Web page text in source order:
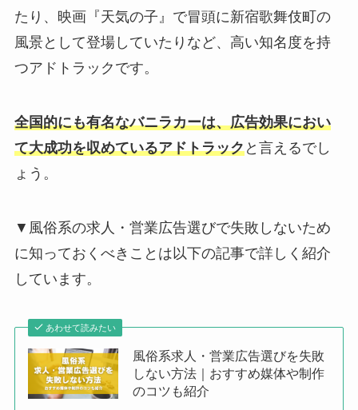
たり、映画『天気の子』で冒頭に新宿歌舞伎町の
風景として登場していたりなど、高い知名度を持
つアドトラックです。
全国的にも有名なバニラカーは、広告効果におい
て大成功を収めているアドトラックと言えるでし
ょう。
▼風俗系の求人・営業広告選びで失敗しないため
に知っておくべきことは以下の記事で詳しく紹介
しています。
あわせて読みたい
風俗系求人・営業広告選びを失敗
しない方法｜おすすめ媒体や制作
のコツも紹介